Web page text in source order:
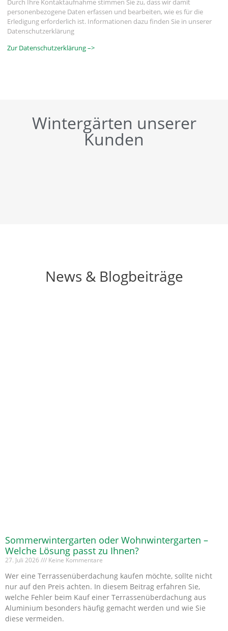
Durch Ihre Kontaktaufnahme stimmen Sie zu, dass wir damit
personenbezogene Daten erfassen und bearbeiten, wie es für die
Erledigung erforderlich ist. Informationen dazu finden Sie in unserer
Datenschutzerklärung
Zur Datenschutzerklärung –>
Wintergärten unserer
Kunden
News & Blogbeiträge
Sommerwintergarten oder Wohnwintergarten –
Welche Lösung passt zu Ihnen?
27. Juli 2026 Keine Kommentare
Wer eine Terrassenüberdachung kaufen möchte, sollte nicht
nur auf den Preis achten. In diesem Beitrag erfahren Sie,
welche Fehler beim Kauf einer Terrassenüberdachung aus
Aluminium besonders häufig gemacht werden und wie Sie
diese vermeiden.